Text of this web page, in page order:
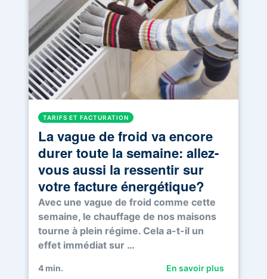
TARIFS ET FACTURATION
La vague de froid va encore
durer toute la semaine: allez-
vous aussi la ressentir sur
votre facture énergétique?
Avec une vague de froid comme cette
semaine, le chauffage de nos maisons
tourne à plein régime. Cela a-t-il un
effet immédiat sur …
4 min. En savoir plus